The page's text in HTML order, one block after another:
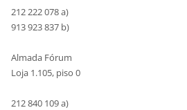
212 222 078 a)
913 923 837 b)
Almada Fórum
Loja 1.105, piso 0
212 840 109 a)